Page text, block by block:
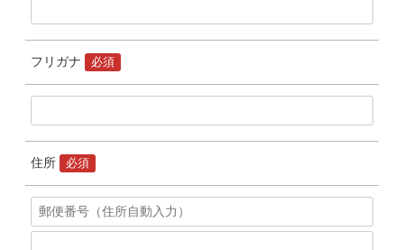
フリガナ 必須
住所 必須